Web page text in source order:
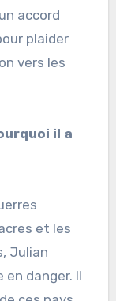
accord
plaider
vers les
il a
et les
Julian
danger. Il